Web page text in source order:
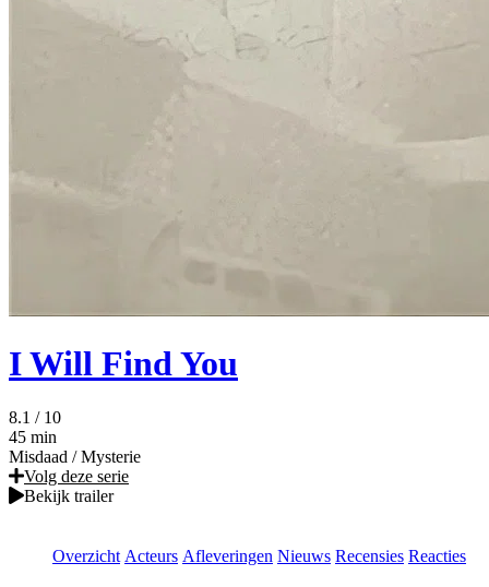
I Will Find You
8.1 / 10
45 min
Misdaad / Mysterie
Volg deze serie
Bekijk trailer
Overzicht Acteurs Afleveringen Nieuws Recensies Reacties